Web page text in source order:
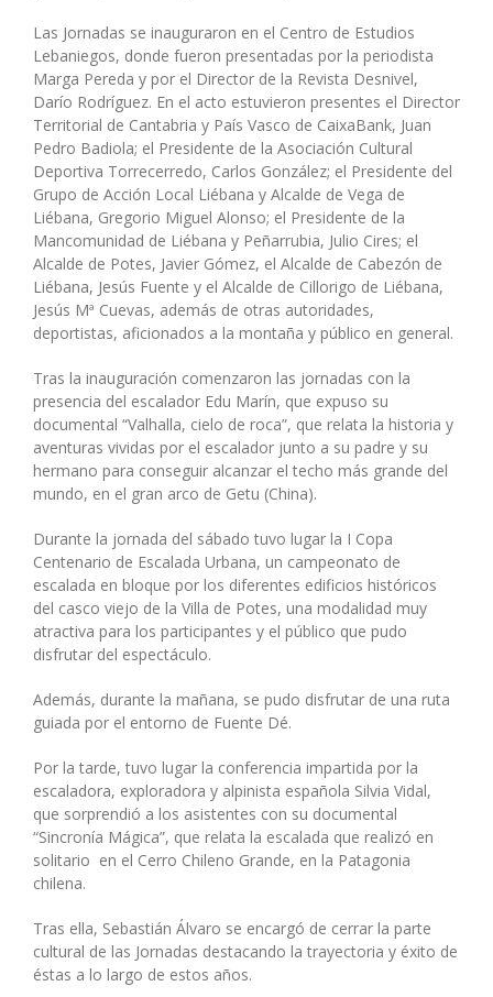
Las Jornadas se inauguraron en el Centro de Estudios
Lebaniegos, donde fueron presentadas por la periodista
Marga Pereda y por el Director de la Revista Desnivel,
Darío Rodríguez. En el acto estuvieron presentes el Director
Territorial de Cantabria y País Vasco de CaixaBank, Juan
Pedro Badiola; el Presidente de la Asociación Cultural
Deportiva Torrecerredo, Carlos González; el Presidente del
Grupo de Acción Local Liébana y Alcalde de Vega de
Liébana, Gregorio Miguel Alonso; el Presidente de la
Mancomunidad de Liébana y Peñarrubia, Julio Cires; el
Alcalde de Potes, Javier Gómez, el Alcalde de Cabezón de
Liébana, Jesús Fuente y el Alcalde de Cillorigo de Liébana,
Jesús Mª Cuevas, además de otras autoridades,
deportistas, aficionados a la montaña y público en general.
Tras la inauguración comenzaron las jornadas con la
presencia del escalador Edu Marín, que expuso su
documental “Valhalla, cielo de roca”, que relata la historia y
aventuras vividas por el escalador junto a su padre y su
hermano para conseguir alcanzar el techo más grande del
mundo, en el gran arco de Getu (China).
Durante la jornada del sábado tuvo lugar la I Copa
Centenario de Escalada Urbana, un campeonato de
escalada en bloque por los diferentes edificios históricos
del casco viejo de la Villa de Potes, una modalidad muy
atractiva para los participantes y el público que pudo
disfrutar del espectáculo.
Además, durante la mañana, se pudo disfrutar de una ruta
guiada por el entorno de Fuente Dé.
Por la tarde, tuvo lugar la conferencia impartida por la
escaladora, exploradora y alpinista española Silvia Vidal,
que sorprendió a los asistentes con su documental
“Sincronía Mágica”, que relata la escalada que realizó en
solitario en el Cerro Chileno Grande, en la Patagonia
chilena.
Tras ella, Sebastián Álvaro se encargó de cerrar la parte
cultural de las Jornadas destacando la trayectoria y éxito de
éstas a lo largo de estos años.